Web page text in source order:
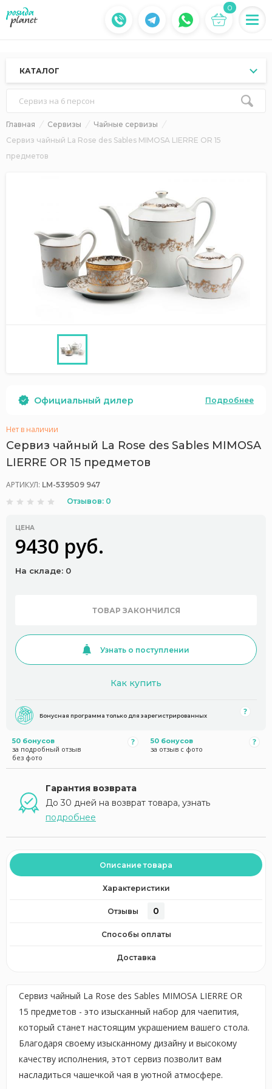
0
КАТАЛОГ
Сервиз на 6 персон
Главная Сервизы
Чайные сервизы
Сервиз чайный La Rose des Sables MIMOSA LIERRE OR 15
предметов
Официальный дилер Подробнее
Нет в наличии
Сервиз чайный La Rose des Sables MIMOSA
LIERRE OR 15 предметов
АРТИКУЛ: LM-539509 947
Отзывов: 0
ЦЕНА
9430 руб.
На складе: 0
ТОВАР ЗАКОНЧИЛСЯ
Узнать о поступлении
Как купить
Бонусная программа только для зарегистрированных
50 бонусов
за подробный отзыв
без фото
50 бонусов
за отзыв с фото
Гарантия возврата
До 30 дней на возврат товара, узнать
подробнее
Описание товара
Характеристики
Отзывы 0
Способы оплаты
Доставка
Сервиз чайный La Rose des Sables MIMOSA LIERRE OR
15 предметов - это изысканный набор для чаепития,
который станет настоящим украшением вашего стола.
Благодаря своему изысканному дизайну и высокому
качеству исполнения, этот сервиз позволит вам
насладиться чашечкой чая в уютной атмосфере.